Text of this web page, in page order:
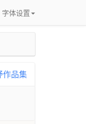
字体设置
作品集